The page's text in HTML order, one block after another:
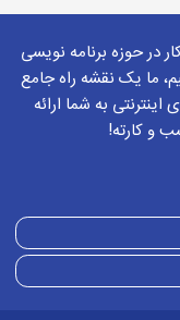
در حوزه برنامه نویسی
ما یک نقشه راه جامع
به شما ارائه
و کارته!